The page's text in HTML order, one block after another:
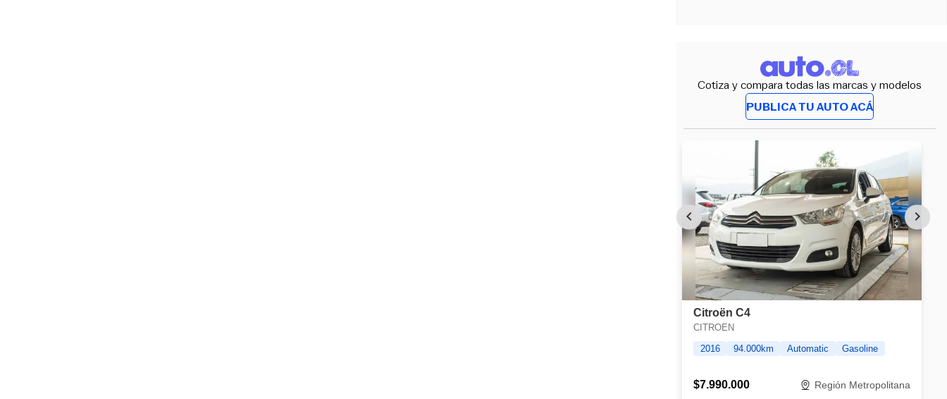
Cotiza y compara todas las marcas y modelos
PUBLICA TU AUTO ACÁ